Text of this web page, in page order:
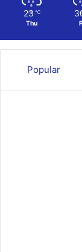
23 ℃
Thu
Popular